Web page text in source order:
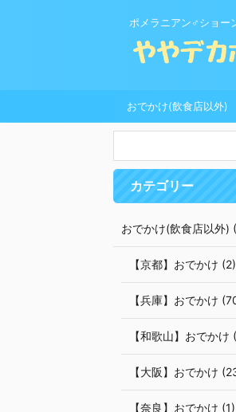
ポメラニアン♂ショー
おでかけ(飲食店以外)
カテゴリー
おでかけ(飲食店以外)
【京都】おでかけ (2)
【兵庫】おでかけ
【和歌山】おでかけ
【大阪】おでかけ
【奈良】おでかけ (1)